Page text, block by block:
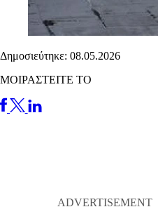
Δημοσιεύτηκε: 08.05.2026
ΜΟΙΡΑΣΤΕΙΤΕ ΤΟ